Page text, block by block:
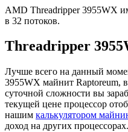
AMD Threadripper 3955WX
в 32 потоков.
Threadripper
Лучше всего на данный
3955WX майнит Raptoreum,
суточной сложности вы
текущей цене процессор
нашим калькулятором
доход на других процессорах.